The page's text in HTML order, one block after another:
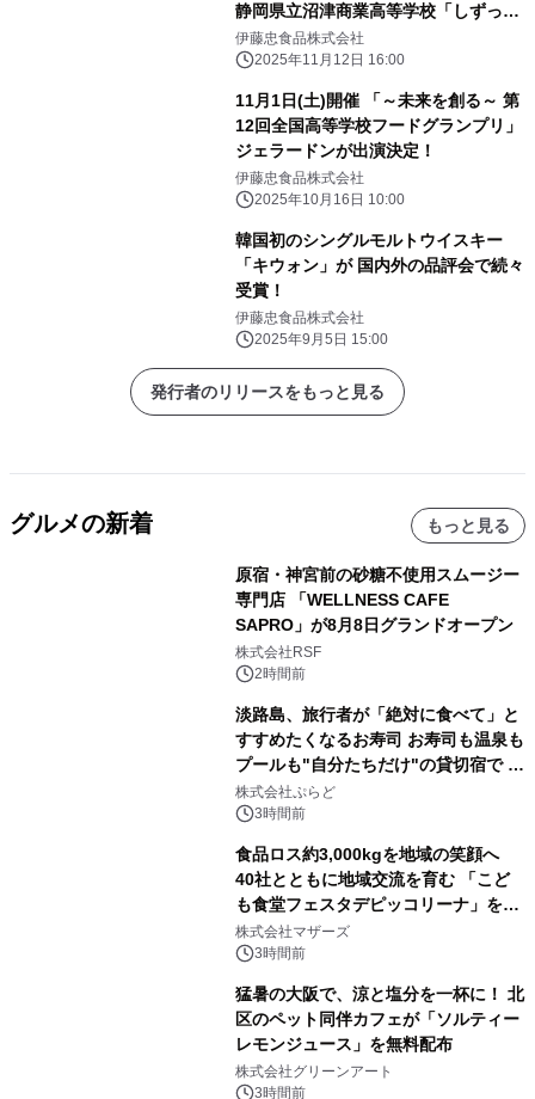
静岡県立沼津商業高等学校「しずっ
娘。」が大賞
伊藤忠食品株式会社
2025年11月12日 16:00
11月1日(土)開催 「～未来を創る～ 第
12回全国高等学校フードグランプリ」
ジェラードンが出演決定！
伊藤忠食品株式会社
2025年10月16日 10:00
韓国初のシングルモルトウイスキー
「キウォン」が 国内外の品評会で続々
受賞！
伊藤忠食品株式会社
2025年9月5日 15:00
発行者のリリースをもっと見る
グルメの新着 もっと見る
原宿・神宮前の砂糖不使用スムージー
専門店 「WELLNESS CAFE
SAPRO」が8月8日グランドオープン
株式会社RSF
2時間前
淡路島、旅行者が「絶対に食べて」と
すすめたくなるお寿司 お寿司も温泉も
プールも"自分たちだけ"の貸切宿で 1
日1組限定「岩屋温泉 絵島別庭 海と
森」の握り寿司プラン
株式会社ぷらど
3時間前
食品ロス約3,000kgを地域の笑顔へ
40社とともに地域交流を育む 「こど
も食堂フェスタデピッコリーナ」を9
月5日(土)開催
株式会社マザーズ
3時間前
猛暑の大阪で、涼と塩分を一杯に！ 北
区のペット同伴カフェが「ソルティー
レモンジュース」を無料配布
株式会社グリーンアート
3時間前